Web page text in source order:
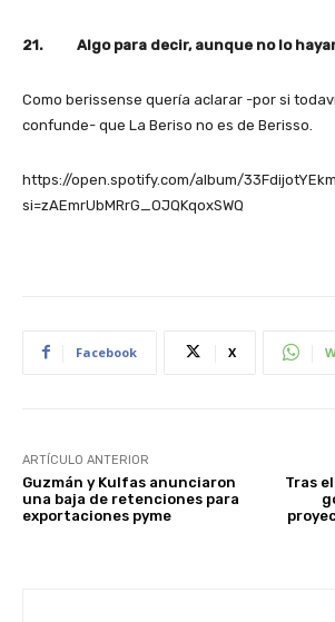
21. Algo para decir, aunque no lo
Como berissense quería aclarar -por si
confunde- que La Beriso no es de Berisso.
https://open.spotify.com/album/
si=zAEmrUbMRrG_OJQKqoxSWQ
Facebook X
ARTÍCULO ANTERIOR
Guzmán y Kulfas anunciaron
una baja de retenciones para
exportaciones pyme
Tras